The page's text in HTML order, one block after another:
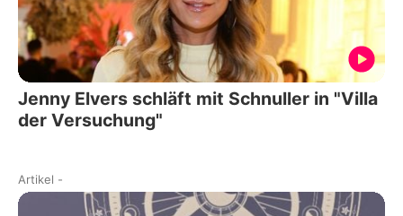
Jenny Elvers schläft mit Schnuller in "Villa
der Versuchung"
Artikel -